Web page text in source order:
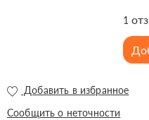
1
Добавить в избранное
Сообщить о неточности